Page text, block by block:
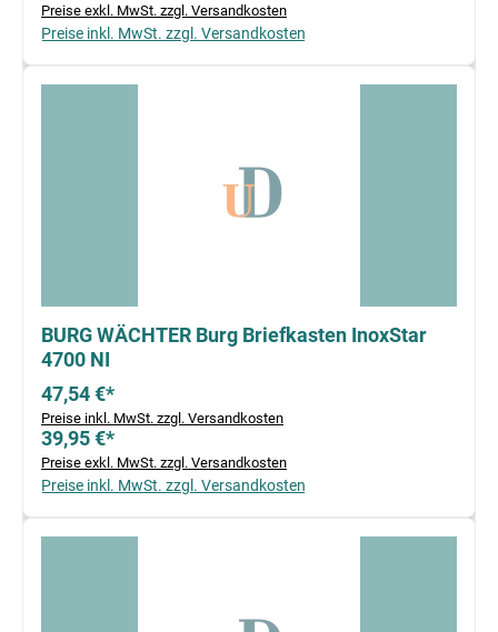
Preise exkl. MwSt. zzgl. Versandkosten
Preise inkl. MwSt. zzgl. Versandkosten
BURG WÄCHTER Burg Briefkasten InoxStar
4700 NI
47,54 €*
Preise inkl. MwSt. zzgl. Versandkosten
39,95 €*
Preise exkl. MwSt. zzgl. Versandkosten
Preise inkl. MwSt. zzgl. Versandkosten